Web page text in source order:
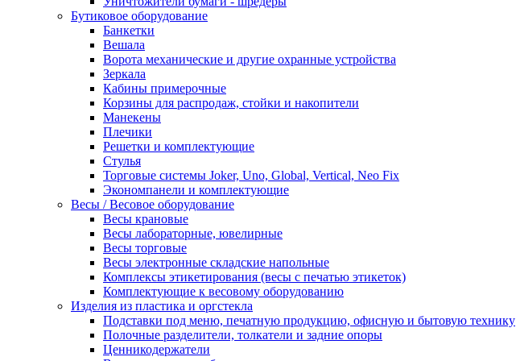
Бутиковое оборудование
Банкетки
Вешала
Ворота механические и другие охранные устройства
Зеркала
Кабины примерочные
Корзины для распродаж, стойки и накопители
Манекены
Плечики
Решетки и комплектующие
Стулья
Торговые системы Joker, Uno, Global, Vertical, Neo Fix
Экономпанели и комплектующие
Весы / Весовое оборудование
Весы крановые
Весы лабораторные, ювелирные
Весы торговые
Весы электронные складские напольные
Комплексы этикетирования (весы с печатью этикеток)
Комплектующие к весовому оборудованию
Изделия из пластика и оргстекла
Подставки под меню, печатную продукцию, офисную и бытовую технику
Полочные разделители, толкатели и задние опоры
Ценникодержатели